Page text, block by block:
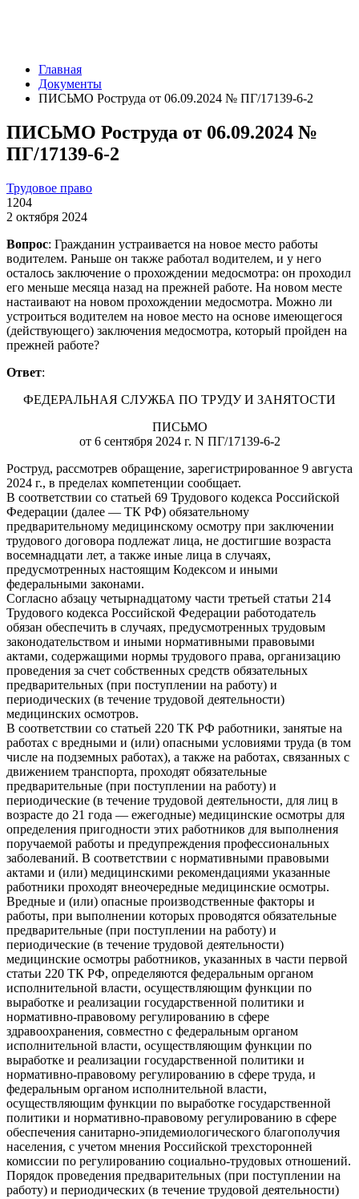
Главная
Документы
ПИСЬМО Роструда от 06.09.2024 № ПГ/17139-6-2
ПИСЬМО Роструда от 06.09.2024 №
ПГ/17139-6-2
Трудовое право
1204
2 октября 2024
Вопрос: Гражданин устраивается на новое место работы
водителем. Раньше он также работал водителем, и у него
осталось заключение о прохождении медосмотра: он проходил
его меньше месяца назад на прежней работе. На новом месте
настаивают на новом прохождении медосмотра. Можно ли
устроиться водителем на новое место на основе имеющегося
(действующего) заключения медосмотра, который пройден на
прежней работе?
Ответ:
ФЕДЕРАЛЬНАЯ СЛУЖБА ПО ТРУДУ И ЗАНЯТОСТИ
ПИСЬМО
от 6 сентября 2024 г. N ПГ/17139-6-2
Роструд, рассмотрев обращение, зарегистрированное 9 августа
2024 г., в пределах компетенции сообщает.
В соответствии со статьей 69 Трудового кодекса Российской
Федерации (далее — ТК РФ) обязательному
предварительному медицинскому осмотру при заключении
трудового договора подлежат лица, не достигшие возраста
восемнадцати лет, а также иные лица в случаях,
предусмотренных настоящим Кодексом и иными
федеральными законами.
Согласно абзацу четырнадцатому части третьей статьи 214
Трудового кодекса Российской Федерации работодатель
обязан обеспечить в случаях, предусмотренных трудовым
законодательством и иными нормативными правовыми
актами, содержащими нормы трудового права, организацию
проведения за счет собственных средств обязательных
предварительных (при поступлении на работу) и
периодических (в течение трудовой деятельности)
медицинских осмотров.
В соответствии со статьей 220 ТК РФ работники, занятые на
работах с вредными и (или) опасными условиями труда (в том
числе на подземных работах), а также на работах, связанных с
движением транспорта, проходят обязательные
предварительные (при поступлении на работу) и
периодические (в течение трудовой деятельности, для лиц в
возрасте до 21 года — ежегодные) медицинские осмотры для
определения пригодности этих работников для выполнения
поручаемой работы и предупреждения профессиональных
заболеваний. В соответствии с нормативными правовыми
актами и (или) медицинскими рекомендациями указанные
работники проходят внеочередные медицинские осмотры.
Вредные и (или) опасные производственные факторы и
работы, при выполнении которых проводятся обязательные
предварительные (при поступлении на работу) и
периодические (в течение трудовой деятельности)
медицинские осмотры работников, указанных в части первой
статьи 220 ТК РФ, определяются федеральным органом
исполнительной власти, осуществляющим функции по
выработке и реализации государственной политики и
нормативно-правовому регулированию в сфере
здравоохранения, совместно с федеральным органом
исполнительной власти, осуществляющим функции по
выработке и реализации государственной политики и
нормативно-правовому регулированию в сфере труда, и
федеральным органом исполнительной власти,
осуществляющим функции по выработке государственной
политики и нормативно-правовому регулированию в сфере
обеспечения санитарно-эпидемиологического благополучия
населения, с учетом мнения Российской трехсторонней
комиссии по регулированию социально-трудовых отношений.
Порядок проведения предварительных (при поступлении на
работу) и периодических (в течение трудовой деятельности)